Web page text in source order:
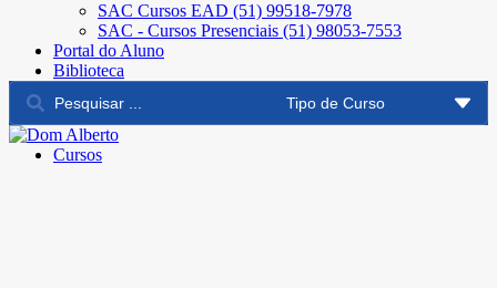
SAC Cursos EAD (51) 99518-7978
SAC - Cursos Presenciais (51) 98053-7553
Portal do Aluno
Biblioteca
Cursos